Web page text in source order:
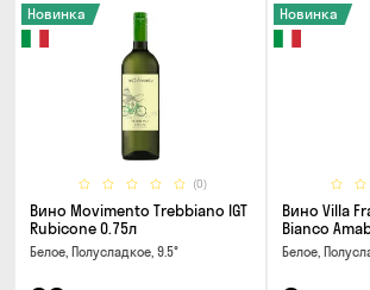
(0)
Новинка
Вино Movimento Trebbiano IGT
Rubicone 0.75л
Белое, Полусладкое, 9.5°
Новинка
Вино Villa
Bianco
Белое,